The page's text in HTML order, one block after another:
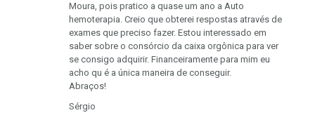
Moura, pois pratico a quase um ano a Auto
hemoterapia. Creio que obterei respostas através de
exames que preciso fazer. Estou interessado em
saber sobre o consórcio da caixa orgônica para ver
se consigo adquirir. Financeiramente para mim eu
acho qu é a única maneira de conseguir.
Abraços!
Sérgio